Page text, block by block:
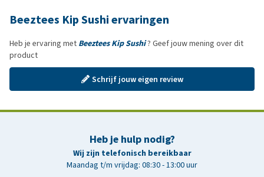
Beeztees Kip Sushi ervaringen
Heb je ervaring met Beeztees Kip Sushi? Geef jouw mening over dit
product
Schrijf jouw eigen review
Heb je hulp nodig?
Wij zijn telefonisch bereikbaar
Maandag t/m vrijdag: 08:30 - 13:00 uur